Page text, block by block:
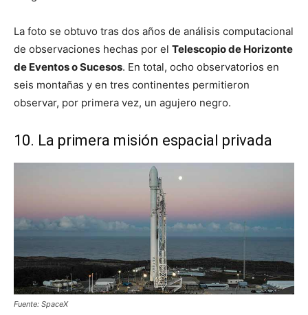
La foto se obtuvo tras dos años de análisis computacional
de observaciones hechas por el Telescopio de Horizonte
de Eventos o Sucesos. En total, ocho observatorios en
seis montañas y en tres continentes permitieron
observar, por primera vez, un agujero negro.
10. La primera misión espacial privada
Fuente: SpaceX